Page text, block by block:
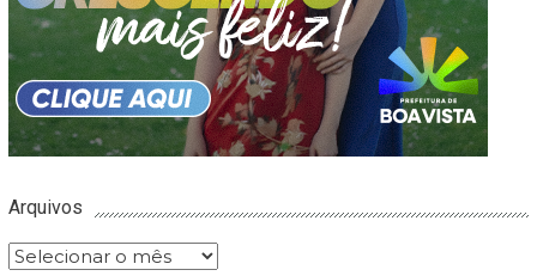
Arquivos
Arquivos